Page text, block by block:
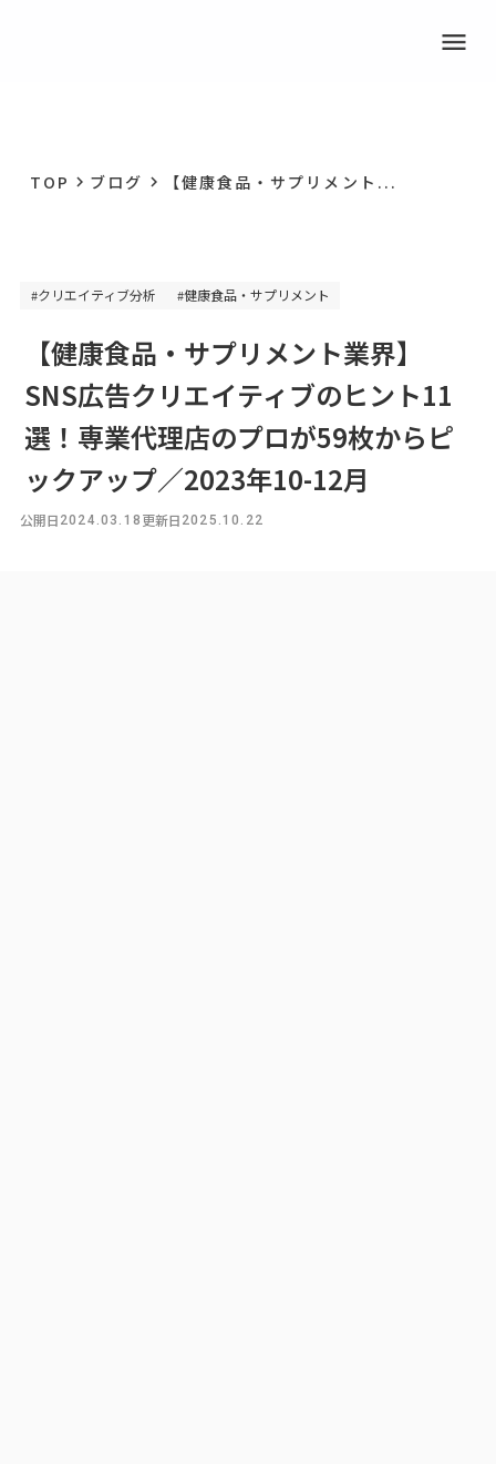
menu
TOP keyboard_arrow_right ブログ keyboard_arrow_right 【健康食品・サプリメント...
#クリエイティブ分析 #健康食品・サプリメント
【健康食品・サプリメント業界】
SNS広告クリエイティブのヒント11
選！専業代理店のプロが59枚からピ
ックアップ／2023年10-12月
公開日 2024.03.18 更新日 2025.10.22